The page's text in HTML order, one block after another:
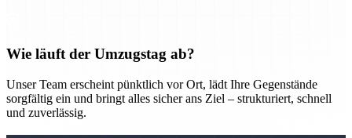
Wie läuft der Umzugstag ab?
Unser Team erscheint pünktlich vor Ort, lädt Ihre Gegenstände
sorgfältig ein und bringt alles sicher ans Ziel – strukturiert, schnell
und zuverlässig.